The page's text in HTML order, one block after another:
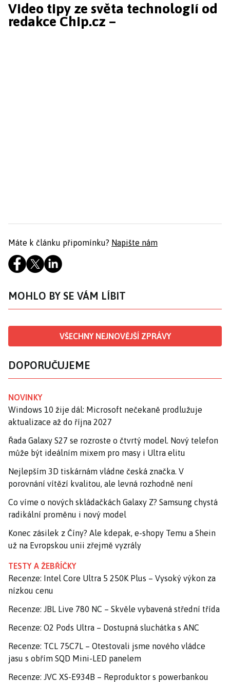
Video tipy ze světa technologií od
redakce Chip.cz –
Máte k článku připomínku? Napište nám
MOHLO BY SE VÁM LÍBIT
VŠECHNY NEJNOVĚJŠÍ ZPRÁVY
DOPORUČUJEME
NOVINKY
Windows 10 žije dál: Microsoft nečekaně prodlužuje
aktualizace až do října 2027
Řada Galaxy S27 se rozroste o čtvrtý model. Nový telefon
může být ideálním mixem pro masy i Ultra elitu
Nejlepším 3D tiskárnám vládne česká značka. V
porovnání vítězí kvalitou, ale levná rozhodně není
Co víme o nových skládačkách Galaxy Z? Samsung chystá
radikální proměnu i nový model
Konec zásilek z Číny? Ale kdepak, e-shopy Temu a Shein
už na Evropskou unii zřejmě vyzrály
TESTY A ŽEBŘÍČKY
Recenze: Intel Core Ultra 5 250K Plus – Vysoký výkon za
nízkou cenu
Recenze: JBL Live 780 NC – Skvěle vybavená střední třída
Recenze: O2 Pods Ultra – Dostupná sluchátka s ANC
Recenze: TCL 75C7L – Otestovali jsme nového vládce
jasu s obřím SQD Mini-LED panelem
Recenze: JVC XS-E934B – Reproduktor s powerbankou